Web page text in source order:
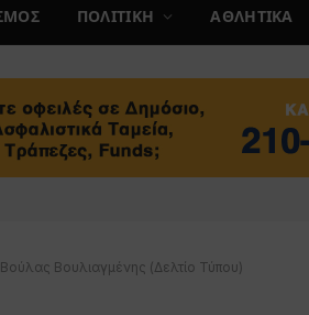
ΠΟΛΙΤΙΚΗ ΑΘΛΗΤΙΚΑ
Βουλιαγμένης (Δελτίο Τύπου)